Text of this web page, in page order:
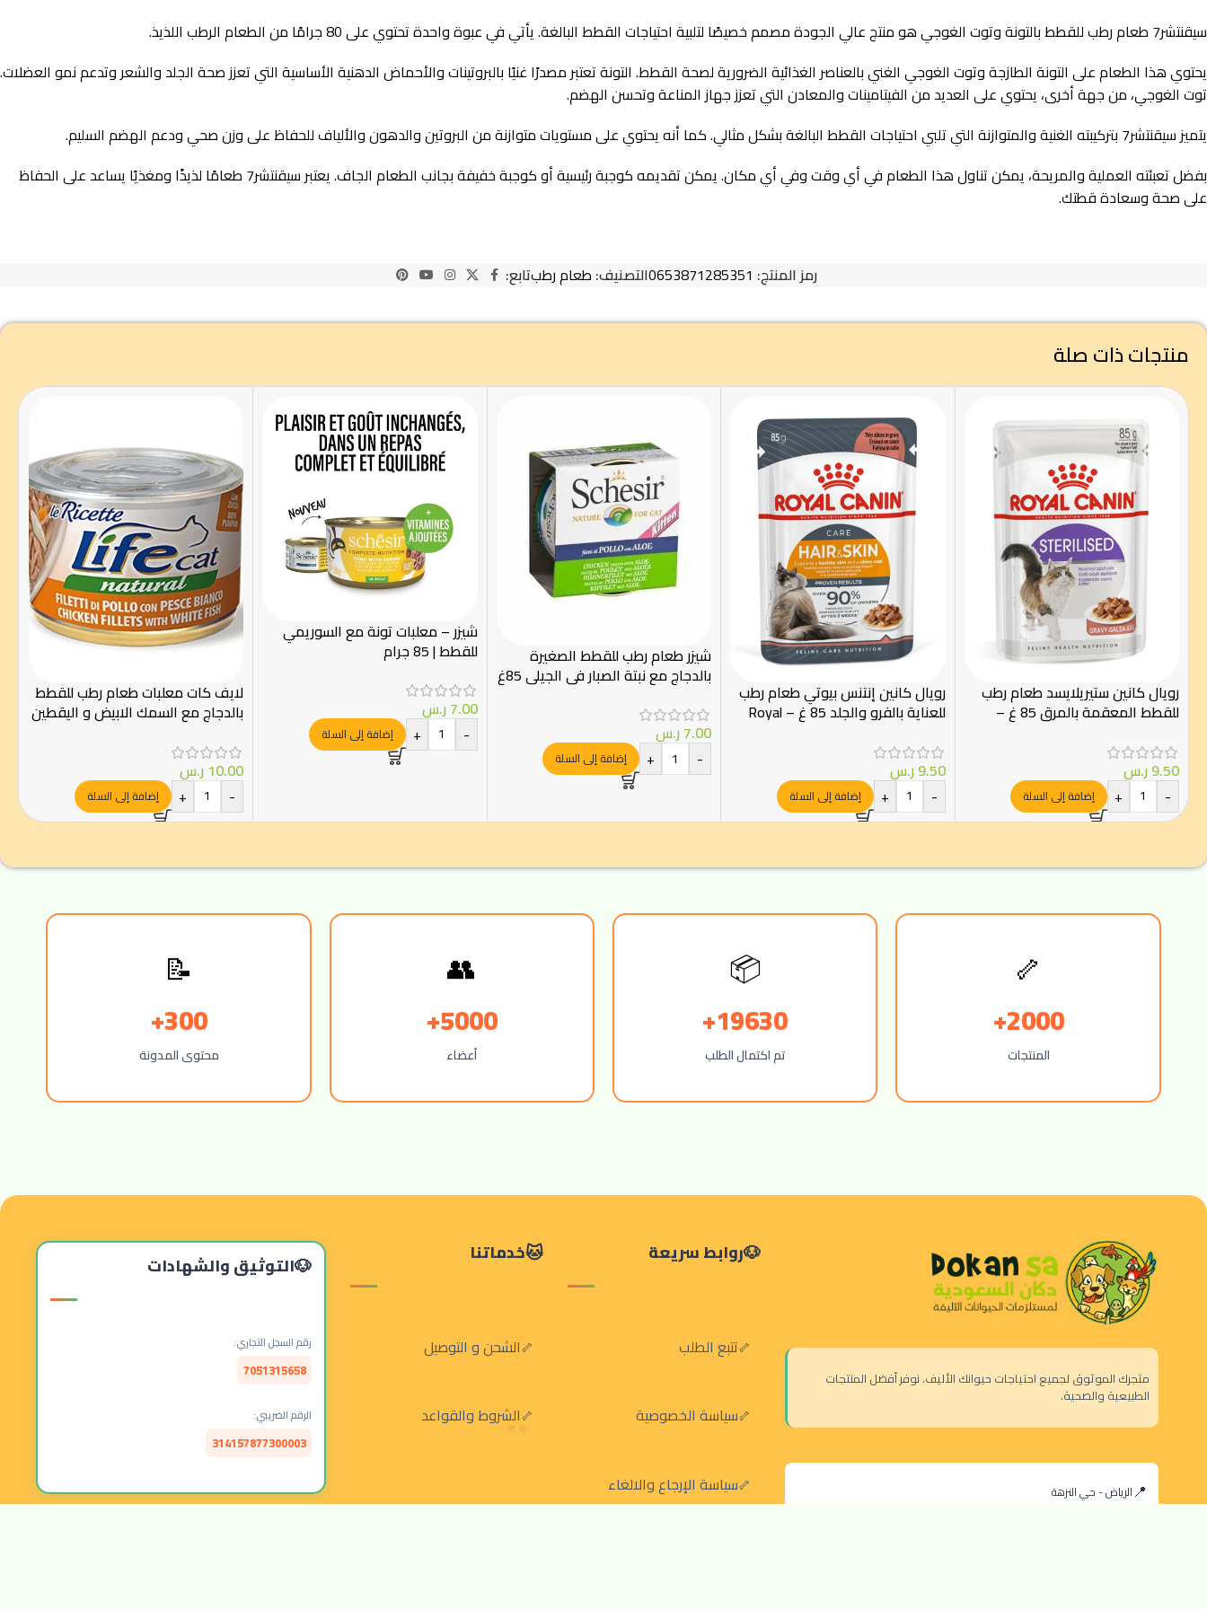
سيقنتشر7 طعام رطب للقطط بالتونة وتوت الغوجي هو منتج عالي الجودة مصمم خصيصًا لتلبية احتياجات القطط البالغة. يأتي في عبوة واحدة تحتوي على 80 جرامًا من الطعام الرطب اللذيذ.
يحتوي هذا الطعام على التونة الطازجة وتوت الغوجي الغني بالعناصر الغذائية الضرورية لصحة القطط. التونة تعتبر مصدرًا غنيًا بالبروتينات والأحماض الدهنية الأساسية التي تعزز صحة الجلد والشعر وتدعم نمو العضلات.
توت الغوجي، من جهة أخرى، يحتوي على العديد من الفيتامينات والمعادن التي تعزز جهاز المناعة وتحسن الهضم.
يتميز سيقنتشر7 بتركيبته الغنية والمتوازنة التي تلبي احتياجات القطط البالغة بشكل مثالي. كما أنه يحتوي على مستويات متوازنة من البروتين والدهون والألياف للحفاظ على وزن صحي ودعم الهضم السليم.
بفضل تعبئته العملية والمريحة، يمكن تناول هذا الطعام في أي وقت وفي أي مكان. يمكن تقديمه كوجبة رئيسية أو كوجبة خفيفة بجانب الطعام الجاف. يعتبر سيقنتشر7 طعامًا لذيذًا ومغذيًا يساعد على الحفاظ
على صحة وسعادة قطتك.
رمز المنتج: 0653871285351التصنيف: طعام رطبتابع:
منتجات ذات صلة
رويال كانين ستيريلايسد طعام رطب
للقطط المعقمة بالمرق 85 غ –
9.50ر.س
-
+ إضافة إلى السلة
رويال كانين إنتنس بيوتي طعام رطب
للعناية بالفرو والجلد 85 غ – Royal
9.50ر.س
-
+ إضافة إلى السلة
شيزر طعام رطب للقطط الصغيرة
بالدجاج مع نبتة الصبار في الجيلي 85غ
7.00ر.س
-
+ إضافة إلى السلة
شيزر – معلبات تونة مع السوريمي
للقطط | 85 جرام
7.00ر.س
-
+ إضافة إلى السلة
لايف كات معلبات طعام رطب للقطط
بالدجاج مع السمك الابيض و اليقطين
10.00 ر.س
-
+ إضافة إلى السلة
🦴
2000+
المنتجات
📦
19630+
تم اكتمال الطلب
👥
5000+
أعضاء
📝
300+
محتوى المدونة
متجرك الموثوق لجميع احتياجات حيوانك الأليف. نوفر أفضل المنتجات
الطبيعية والصحية.
الرياض - حي النزهة
روابط سريعة
تتبع الطلب
سياسة الخصوصية
سياسة الإرجاع والالغاء
خدماتنا
الشحن و التوصيل
الشروط والقواعد
التوثيق والشهادات
رقم السجل التجاري:
7051315658
الرقم الضريبي:
314157877300003